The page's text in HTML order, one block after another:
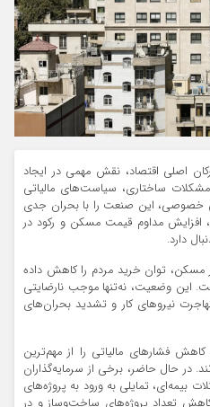
اصلی اقتصاد، نقش مهمی در ایجاد
ساختاری، سیاست‌های مالیاتی
خصوصی، این صنعت را با بحران جدی
افزایش مداوم قیمت مسکن و رکود در
دارد.
مسکن، توان خرید مردم را کاهش داده
این وضعیت، نه‌تنها موجب نارضایتی
نیروهای کار و تشدید بحران‌های
فشارهای مالیاتی را از مهم‌ترین
در حال حاضر، برخی از سرمایه‌گذاران
بیمه‌ای، تمایلی به ورود به پروژه‌های
تعداد پروژه‌های ساخت‌وساز و در